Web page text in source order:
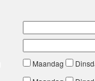
Maandag